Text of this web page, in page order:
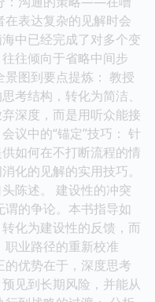
表达复杂的见解时会
中已经完成了对多个变
往倾向于省略中间步
图到要点提炼： 教授
考结构，转化为简洁、
深度，而是用听众能接
议中的“锚定”技巧： 针
如何在不打断流程的情
化的见解的实用技巧。
陈述。 建设性的冲突
的争论。本书指导如
化为建设性的反馈，而
职业路径的重新校准
优势在于，深度思考
见到长期风险，并能从